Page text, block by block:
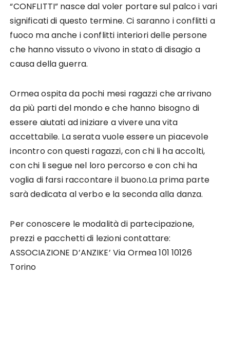
“CONFLITTI” nasce dal voler portare sul palco i vari
significati di questo termine. Ci saranno i conflitti a
fuoco ma anche i conflitti interiori delle persone
che hanno vissuto o vivono in stato di disagio a
causa della guerra.
Ormea ospita da pochi mesi ragazzi che arrivano
da più parti del mondo e che hanno bisogno di
essere aiutati ad iniziare a vivere una vita
accettabile. La serata vuole essere un piacevole
incontro con questi ragazzi, con chi li ha accolti,
con chi li segue nel loro percorso e con chi ha
voglia di farsi raccontare il buono.La prima parte
sarà dedicata al verbo e la seconda alla danza.
Per conoscere le modalità di partecipazione,
prezzi e pacchetti di lezioni contattare:
ASSOCIAZIONE D’ANZIKE’ Via Ormea 101 10126
Torino